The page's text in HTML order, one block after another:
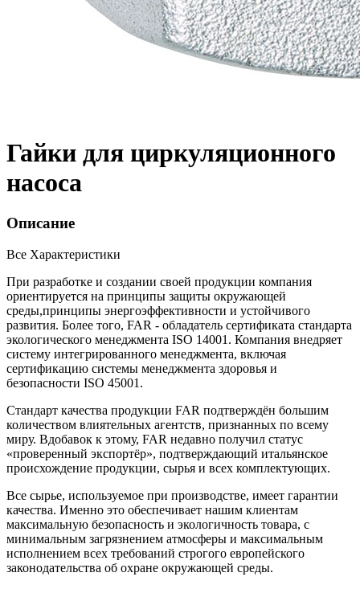
Гайки для циркуляционного
насоса
Описание
Все Характеристики
При разработке и создании своей продукции компания
ориентируется на принципы защиты окружающей
среды,принципы энергоэффективности и устойчивого
развития. Более того, FAR - обладатель сертификата стандарта
экологического менеджмента ISO 14001. Компания внедряет
систему интегрированного менеджмента, включая
сертификацию системы менеджмента здоровья и
безопасности ISO 45001.
Стандарт качества продукции FAR подтверждён большим
количеством влиятельных агентств, признанных по всему
миру. Вдобавок к этому, FAR недавно получил статус
«проверенный экспортёр», подтверждающий итальянское
происхождение продукции, сырья и всех комплектующих.
Все сырье, используемое при производстве, имеет гарантии
качества. Именно это обеспечивает нашим клиентам
максимальную безопасность и экологичность товара, с
минимальным загрязнением атмосферы и максимальным
исполнением всех требований строгого европейского
законодательства об охране окружающей среды.